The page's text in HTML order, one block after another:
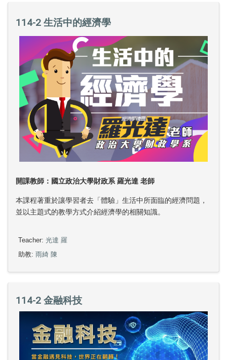
114-2 生活中的經濟學
開課教師：國立政治大學財政系 羅光達 老師
本課程著重於讓學習者去「體驗」生活中所面臨的經濟問題，
並以主題式的教學方式介紹經濟學的相關知識。
Teacher: 光達 羅
助教: 雨綺 陳
114-2 金融科技